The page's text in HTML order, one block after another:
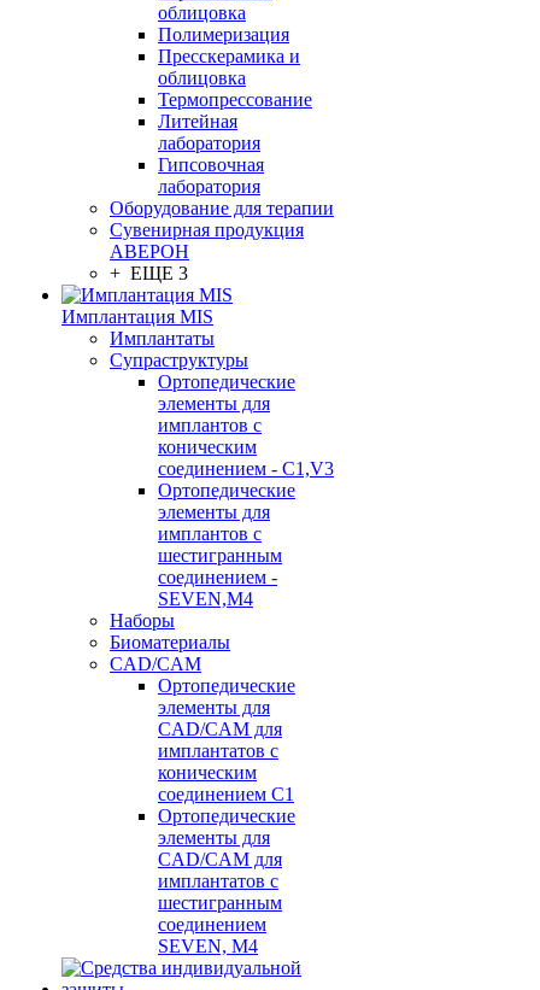
облицовка
Полимеризация
Пресскерамика и
облицовка
Термопрессование
Литейная
лаборатория
Гипсовочная
лаборатория
Оборудование для терапии
Сувенирная продукция
АВЕРОН
+ ЕЩЕ 3
Имплантация MIS
Имплантаты
Супраструктуры
Ортопедические
элементы для
имплантов с
коническим
соединением - C1,V3
Ортопедические
элементы для
имплантов с
шестигранным
соединением -
SEVEN,M4
Наборы
Биоматериалы
CAD/CAM
Ортопедические
элементы для
CAD/CAM для
имплантатов с
коническим
соединением С1
Ортопедические
элементы для
CAD/CAM для
имплантатов с
шестигранным
соединением
SEVEN, М4